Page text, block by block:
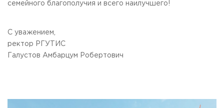
семейного благополучия и всего наилучшего!
С уважением,
ректор РГУТИС
Галустов Амбарцум Робертович